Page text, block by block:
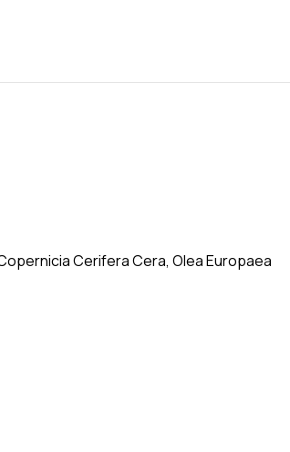
Cerifera Cera, Olea Europaea